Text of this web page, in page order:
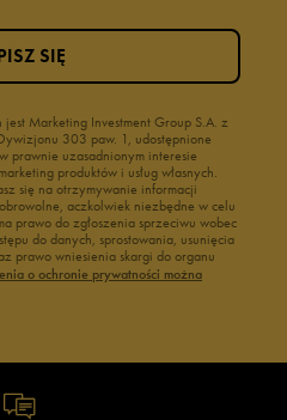
Marketing Investment Group S.A. z
303 paw. 1, udostępnione
prawnie uzasadnionym interesie
produktów i usług własnych.
się na otrzymywanie informacji
aczkolwiek niezbędne w celu
prawo do zgłoszenia sprzeciwu wobec
do danych, sprostowania, usunięcia
prawo wniesienia skargi do organu
o ochronie prywatności można
SIĘ